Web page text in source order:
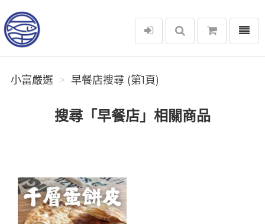
小富嚴選
選單
小富嚴選 早餐店搜尋 (第1頁)
搜尋「早餐店」相關商品